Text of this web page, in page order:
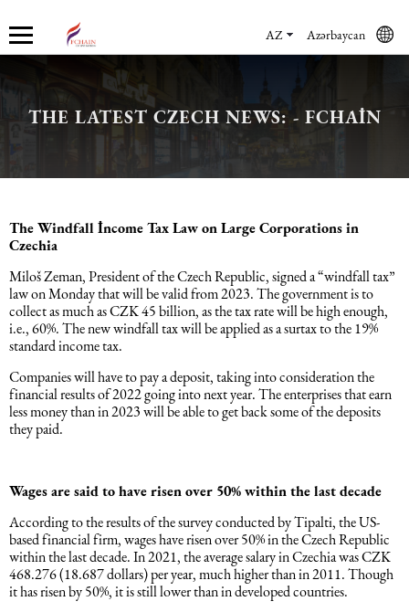
Haqqımızda
Xəbərlər
Xidmətlər
Mühasibat xidmətləri
Uçotun bərpası
Məsləhət Xidmətləri
Maliyyə hesabatının beynəlxalq
standartları
Əmək haqqın hesablanması
1C
Hüquq xidmətləri və konsaltinq
Əmək hüququ
Beynəlxalq (özəl) hüquq
Azərbaycanda miqrasiya xidmətləri
Əqli mülkiyyət hüququ
Mediasiya hüququ
Qanun, məxfilik, gizlilik və təhlükəsizlik
Məhkəmə hüququ
İnsan Resursların uçotu
İnsan Resursların uçotu
Autsorsinq və autstaffinq
Rekrutinq xidmətləri
Employer Of Record
Marketinq xidmətləri
Marketinq xidmətləri
Ticarət marketinq xidmətləri
AZ Azərbaycan
THE LATEST CZECH NEWS: - FCHAIN
The Windfall İncome Tax Law on Large Corporations in
Czechia
Miloš Zeman, President of the Czech Republic, signed a “windfall tax”
law on Monday that will be valid from 2023. The government is to
collect as much as CZK 45 billion, as the tax rate will be high enough,
i.e., 60%. The new windfall tax will be applied as a surtax to the 19%
standard income tax.
Companies will have to pay a deposit, taking into consideration the
financial results of 2022 going into next year. The enterprises that earn
less money than in 2023 will be able to get back some of the deposits
they paid.
Wages are said to have risen over 50% within the last decade
According to the results of the survey conducted by Tipalti, the US-
based financial firm, wages have risen over 50% in the Czech Republic
within the last decade. In 2021, the average salary in Czechia was CZK
468.276 (18.687 dollars) per year, much higher than in 2011. Though
it has risen by 50%, it is still lower than in developed countries.